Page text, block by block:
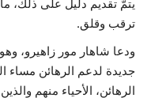
يتمّ تقديم دليل على ذلك،
ترقب وقلق.
ودعا شاهار مور زاهيرو،
جديدة لدعم الرهائن مساء
الرهائن، الأحياء منهم